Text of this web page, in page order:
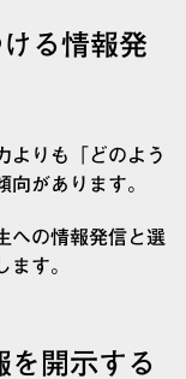
る情報発
よりも「どのよう
があります。
への情報発信と選
す。
を開示する